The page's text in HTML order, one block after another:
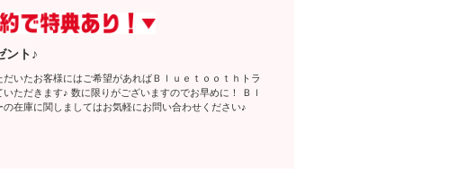
ント♪
いたお客様にはご希望があればＢｌｕｅｔｏｏｔｈトラ
ただきます♪ 数に限りがございますのでお早めに！ Ｂｌ
在庫に関しましてはお気軽にお問い合わせください♪